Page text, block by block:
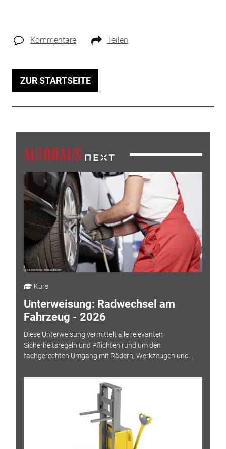
Kommentare Teilen
ZUR STARTSEITE
Kurs
Unterweisung: Radwechsel am
Fahrzeug - 2026
Diese Unterweisung vermittelt alle relevanten
Sicherheitsregeln und Pflichten rund um den
fachgerechten Umgang mit Rädern, Werkzeugen und...